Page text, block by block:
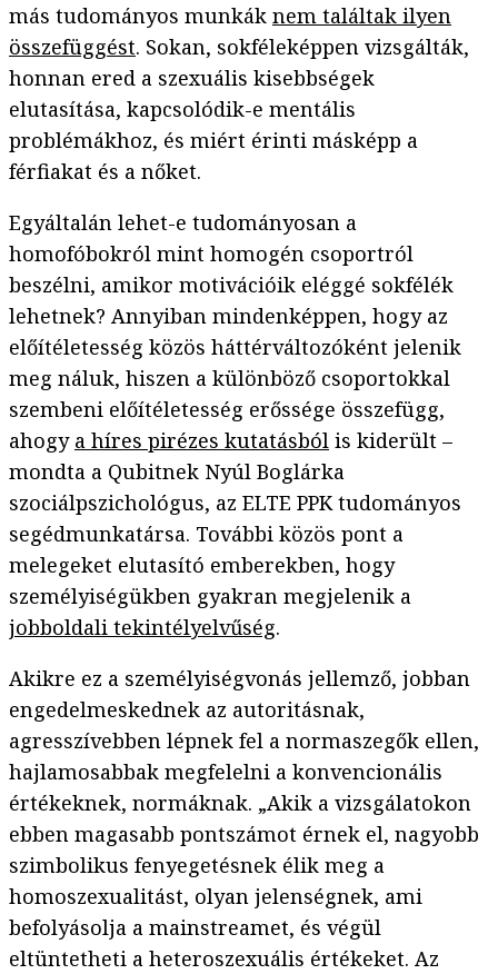
más tudományos munkák nem találtak ilyen
összefüggést. Sokan, sokféleképpen vizsgálták,
honnan ered a szexuális kisebbségek
elutasítása, kapcsolódik-e mentális
problémákhoz, és miért érinti másképp a
férfiakat és a nőket.
Egyáltalán lehet-e tudományosan a
homofóbokról mint homogén csoportról
beszélni, amikor motivációik eléggé sokfélék
lehetnek? Annyiban mindenképpen, hogy az
előítéletesség közös háttérváltozóként jelenik
meg náluk, hiszen a különböző csoportokkal
szembeni előítéletesség erőssége összefügg,
ahogy a híres pirézes kutatásból is kiderült –
mondta a Qubitnek Nyúl Boglárka
szociálpszichológus, az ELTE PPK tudományos
segédmunkatársa. További közös pont a
melegeket elutasító emberekben, hogy
személyiségükben gyakran megjelenik a
jobboldali tekintélyelvűség.
Akikre ez a személyiségvonás jellemző, jobban
engedelmeskednek az autoritásnak,
agresszívebben lépnek fel a normaszegők ellen,
hajlamosabbak megfelelni a konvencionális
értékeknek, normáknak. „Akik a vizsgálatokon
ebben magasabb pontszámot érnek el, nagyobb
szimbolikus fenyegetésnek élik meg a
homoszexualitást, olyan jelenségnek, ami
befolyásolja a mainstreamet, és végül
eltüntetheti a heteroszexuális értékeket. Az